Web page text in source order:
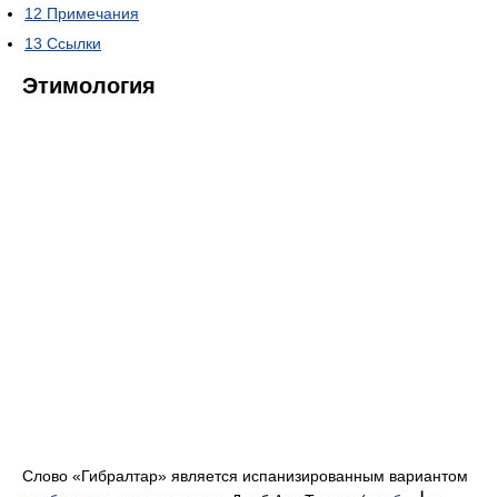
12 Примечания
13 Ссылки
Этимология
Слово «Гибралтар» является испанизированным вариантом